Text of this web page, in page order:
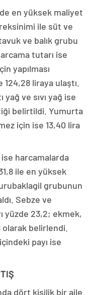
en yüksek maliyet
ile süt ve
ve balık grubu
tutarı ise
yapılması
liraya ulaştı.
ve sıvı yağ ise
belirtildi. Yumurta
için ise 13,40 lira
harcamalarda
ile en yüksek
grubunun
Sebze ve
yüzde 23,2; ekmek,
belirlendi.
payı ise
dört kişilik bir aile